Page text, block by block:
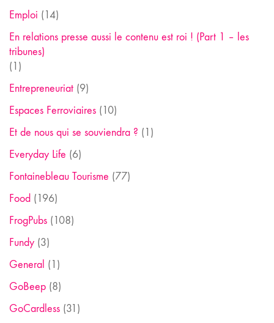
Emploi (14)
En relations presse aussi le contenu est roi ! (Part 1 – les
tribunes)
(1)
Entrepreneuriat (9)
Espaces Ferroviaires (10)
Et de nous qui se souviendra ? (1)
Everyday Life (6)
Fontainebleau Tourisme (77)
Food (196)
FrogPubs (108)
Fundy (3)
General (1)
GoBeep (8)
GoCardless (31)